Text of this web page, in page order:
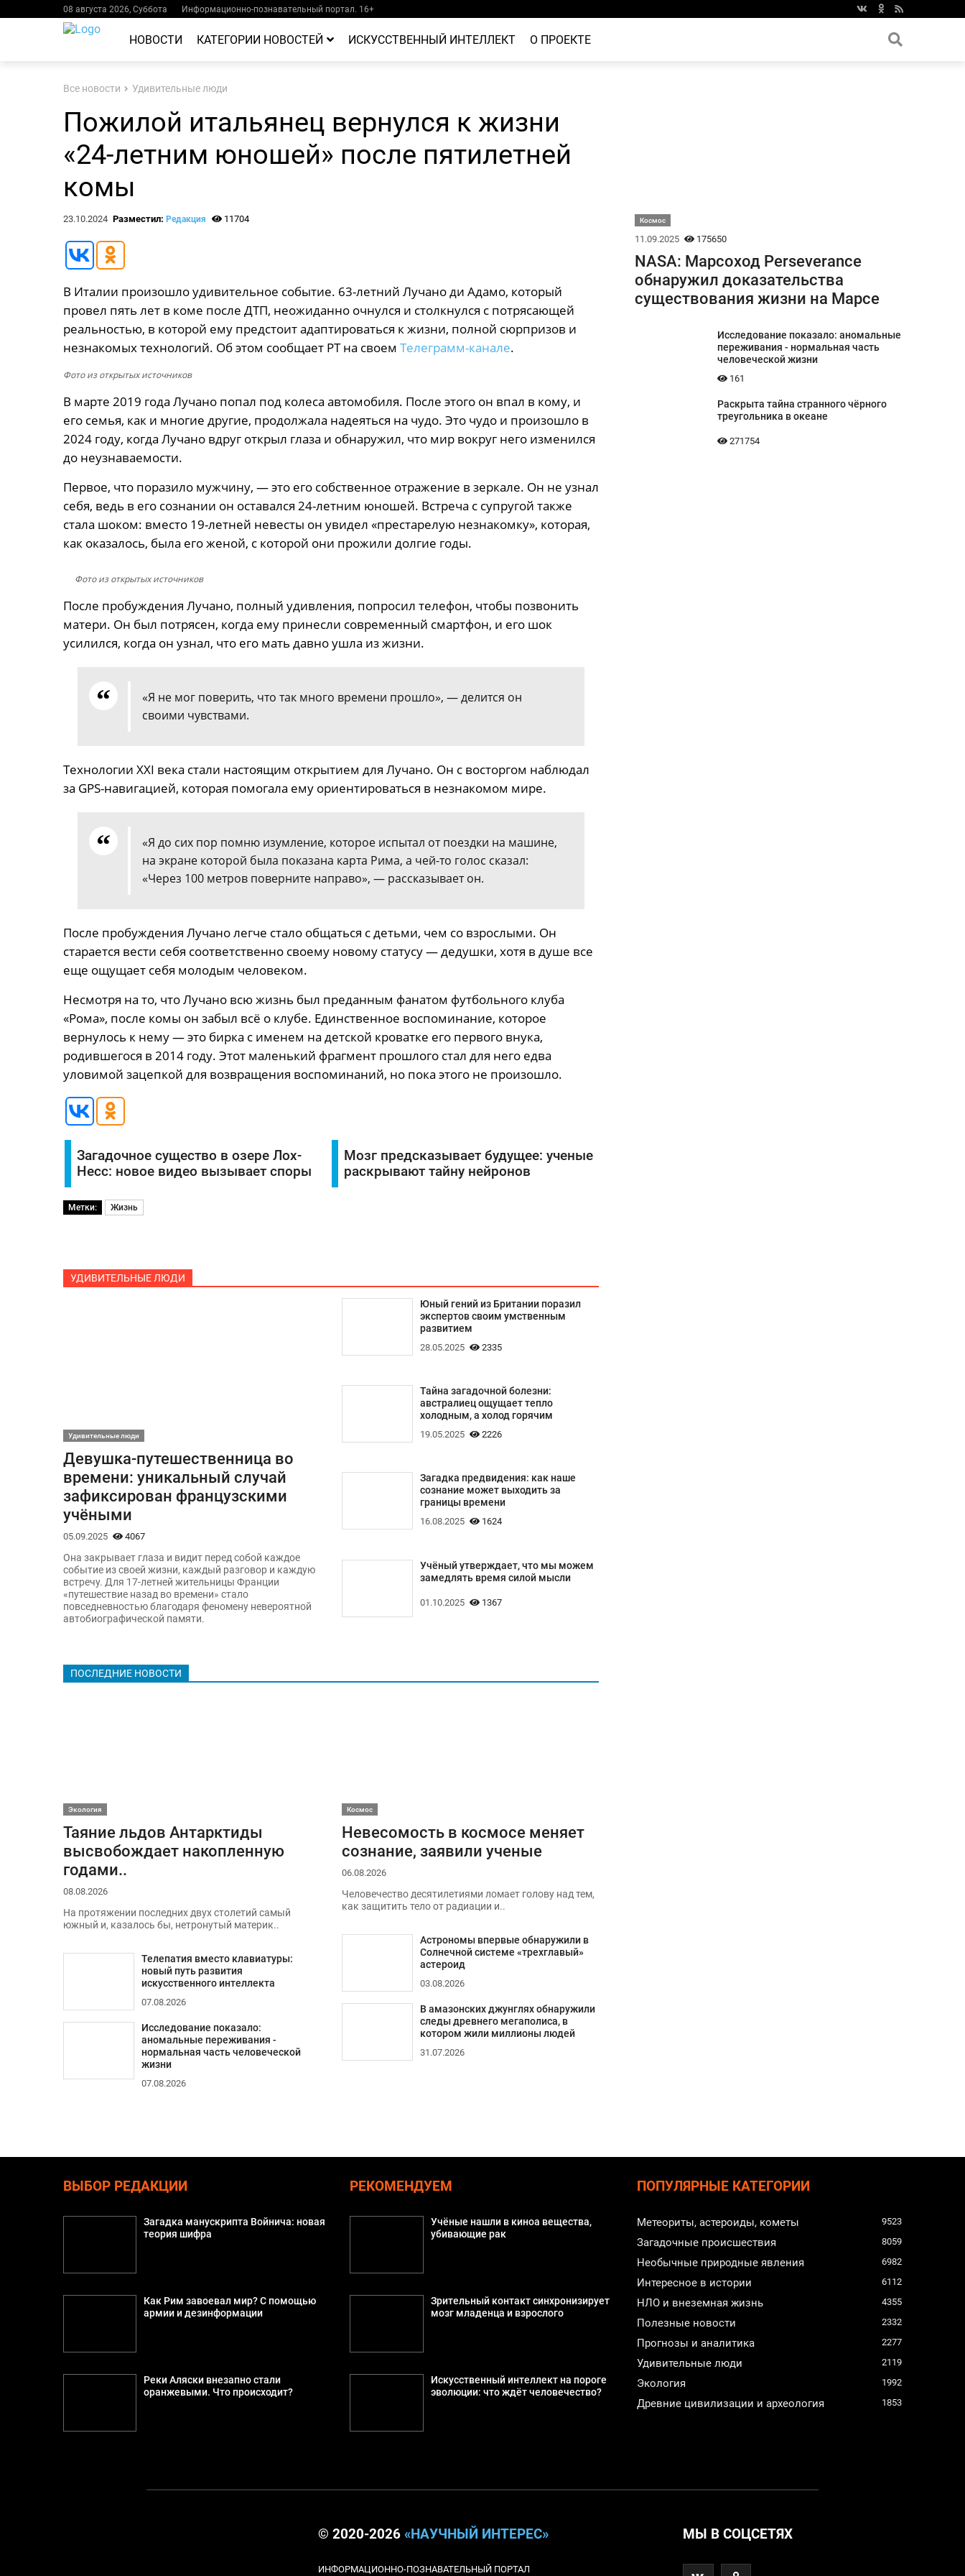
08 августа 2026, Суббота Информационно-познавательный портал. 16+
НОВОСТИ КАТЕГОРИИ НОВОСТЕЙ ИСКУССТВЕННЫЙ ИНТЕЛЛЕКТ О ПРОЕКТЕ
Все новости Удивительные люди
Пожилой итальянец вернулся к жизни
«24-летним юношей» после пятилетней
комы
23.10.2024 Разместил: Редакция 11704
В Италии произошло удивительное событие. 63-летний Лучано ди Адамо, который
провел пять лет в коме после ДТП, неожиданно очнулся и столкнулся с потрясающей
реальностью, в которой ему предстоит адаптироваться к жизни, полной сюрпризов и
незнакомых технологий. Об этом сообщает РТ на своем Телеграмм-канале.
Фото из открытых источников
В марте 2019 года Лучано попал под колеса автомобиля. После этого он впал в кому, и
его семья, как и многие другие, продолжала надеяться на чудо. Это чудо и произошло в
2024 году, когда Лучано вдруг открыл глаза и обнаружил, что мир вокруг него изменился
до неузнаваемости.
Первое, что поразило мужчину, — это его собственное отражение в зеркале. Он не узнал
себя, ведь в его сознании он оставался 24-летним юношей. Встреча с супругой также
стала шоком: вместо 19-летней невесты он увидел «престарелую незнакомку», которая,
как оказалось, была его женой, с которой они прожили долгие годы.
Фото из открытых источников
После пробуждения Лучано, полный удивления, попросил телефон, чтобы позвонить
матери. Он был потрясен, когда ему принесли современный смартфон, и его шок
усилился, когда он узнал, что его мать давно ушла из жизни.
«Я не мог поверить, что так много времени прошло», — делится он
своими чувствами.
Технологии XXI века стали настоящим открытием для Лучано. Он с восторгом наблюдал
за GPS-навигацией, которая помогала ему ориентироваться в незнакомом мире.
«Я до сих пор помню изумление, которое испытал от поездки на машине,
на экране которой была показана карта Рима, а чей-то голос сказал:
«Через 100 метров поверните направо», — рассказывает он.
После пробуждения Лучано легче стало общаться с детьми, чем со взрослыми. Он
старается вести себя соответственно своему новому статусу — дедушки, хотя в душе все
еще ощущает себя молодым человеком.
Несмотря на то, что Лучано всю жизнь был преданным фанатом футбольного клуба
«Рома», после комы он забыл всё о клубе. Единственное воспоминание, которое
вернулось к нему — это бирка с именем на детской кроватке его первого внука,
родившегося в 2014 году. Этот маленький фрагмент прошлого стал для него едва
уловимой зацепкой для возвращения воспоминаний, но пока этого не произошло.
Загадочное существо в озере Лох-
Несс: новое видео вызывает споры
Мозг предсказывает будущее: ученые
раскрывают тайну нейронов
Метки: Жизнь
УДИВИТЕЛЬНЫЕ ЛЮДИ
Удивительные люди
Девушка-путешественница во
времени: уникальный случай
зафиксирован французскими
учёными
05.09.2025 4067
Она закрывает глаза и видит перед собой каждое
событие из своей жизни, каждый разговор и каждую
встречу. Для 17-летней жительницы Франции
«путешествие назад во времени» стало
повседневностью благодаря феномену невероятной
автобиографической памяти.
Юный гений из Британии поразил
экспертов своим умственным
развитием
28.05.2025 2335
Тайна загадочной болезни:
австралиец ощущает тепло
холодным, а холод горячим
19.05.2025 2226
Загадка предвидения: как наше
сознание может выходить за
границы времени
16.08.2025 1624
Учёный утверждает, что мы можем
замедлять время силой мысли
01.10.2025 1367
ПОСЛЕДНИЕ НОВОСТИ
Экология
Таяние льдов Антарктиды
высвобождает накопленную
годами..
08.08.2026
На протяжении последних двух столетий самый
южный и, казалось бы, нетронутый материк..
Телепатия вместо клавиатуры:
новый путь развития
искусственного интеллекта
07.08.2026
Исследование показало:
аномальные переживания -
нормальная часть человеческой
жизни
07.08.2026
Космос
Невесомость в космосе меняет
сознание, заявили ученые
06.08.2026
Человечество десятилетиями ломает голову над тем,
как защитить тело от радиации и..
Астрономы впервые обнаружили в
Солнечной системе «трехглавый»
астероид
03.08.2026
В амазонских джунглях обнаружили
следы древнего мегаполиса, в
котором жили миллионы людей
31.07.2026
Космос
11.09.2025 175650
NASA: Марсоход Perseverance
обнаружил доказательства
существования жизни на Марсе
Исследование показало: аномальные
переживания - нормальная часть
человеческой жизни
161
Раскрыта тайна странного чёрного
треугольника в океане
271754
ВЫБОР РЕДАКЦИИ
Загадка манускрипта Войнича: новая
теория шифра
Как Рим завоевал мир? С помощью
армии и дезинформации
Реки Аляски внезапно стали
оранжевыми. Что происходит?
РЕКОМЕНДУЕМ
Учёные нашли в киноа вещества,
убивающие рак
Зрительный контакт синхронизирует
мозг младенца и взрослого
Искусственный интеллект на пороге
эволюции: что ждёт человечество?
ПОПУЛЯРНЫЕ КАТЕГОРИИ
Метеориты, астероиды, кометы 9523
Загадочные происшествия 8059
Необычные природные явления 6982
Интересное в истории 6112
НЛО и внеземная жизнь 4355
Полезные новости 2332
Прогнозы и аналитика 2277
Удивительные люди 2119
Экология 1992
Древние цивилизации и археология 1853
© 2020-2026 «НАУЧНЫЙ ИНТЕРЕС»
ИНФОРМАЦИОННО-ПОЗНАВАТЕЛЬНЫЙ ПОРТАЛ
МЫ В СОЦСЕТЯХ